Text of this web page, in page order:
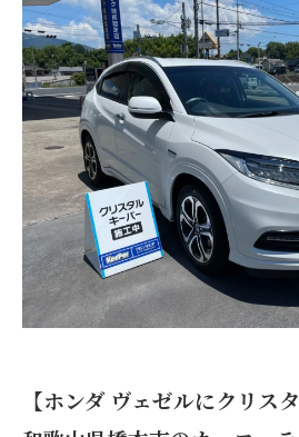
【ホンダ ヴェゼルにクリス